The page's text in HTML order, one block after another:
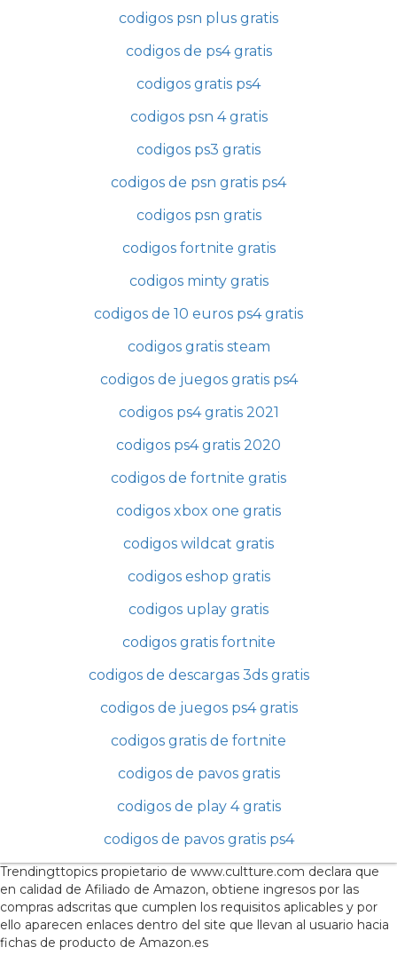
codigos psn plus gratis
codigos de ps4 gratis
codigos gratis ps4
codigos psn 4 gratis
codigos ps3 gratis
codigos de psn gratis ps4
codigos psn gratis
codigos fortnite gratis
codigos minty gratis
codigos de 10 euros ps4 gratis
codigos gratis steam
codigos de juegos gratis ps4
codigos ps4 gratis 2021
codigos ps4 gratis 2020
codigos de fortnite gratis
codigos xbox one gratis
codigos wildcat gratis
codigos eshop gratis
codigos uplay gratis
codigos gratis fortnite
codigos de descargas 3ds gratis
codigos de juegos ps4 gratis
codigos gratis de fortnite
codigos de pavos gratis
codigos de play 4 gratis
codigos de pavos gratis ps4
Trendingttopics propietario de www.cultture.com declara que
en calidad de Afiliado de Amazon, obtiene ingresos por las
compras adscritas que cumplen los requisitos aplicables y por
ello aparecen enlaces dentro del site que llevan al usuario hacia
fichas de producto de Amazon.es